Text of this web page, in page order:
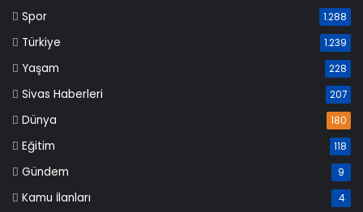
Spor 1.288
Türkiye 1.239
Yaşam 228
Sivas Haberleri 207
Dünya 180
Eğitim 118
Gündem 9
Kamu İlanları 4